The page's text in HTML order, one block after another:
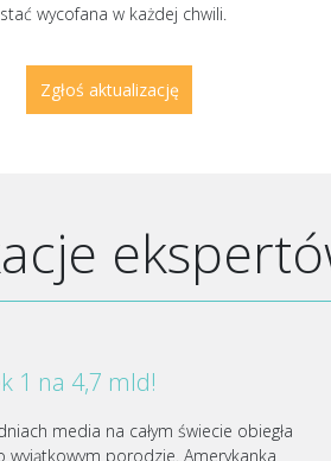
wycofana w każdej chwili.
1 na 4,7 mld!
media na całym świecie obiegła
wyjątkowym porodzie. Amerykanka